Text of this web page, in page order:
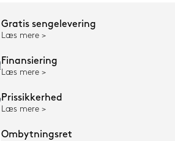
Gratis sengelevering
Læs mere
Finansiering
Læs mere
Prissikkerhed
Læs mere
Ombytningsret